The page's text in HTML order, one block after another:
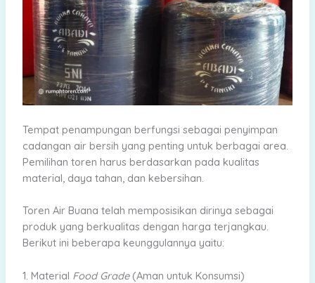
Tempat penampungan berfungsi sebagai penyimpan
cadangan air bersih yang penting untuk berbagai area.
Pemilihan toren harus berdasarkan pada kualitas
material, daya tahan, dan kebersihan.
Toren Air Buana telah memposisikan dirinya sebagai
produk yang berkualitas dengan harga terjangkau.
Berikut ini beberapa keunggulannya yaitu:
1. Material Food Grade(Aman untuk Konsumsi)